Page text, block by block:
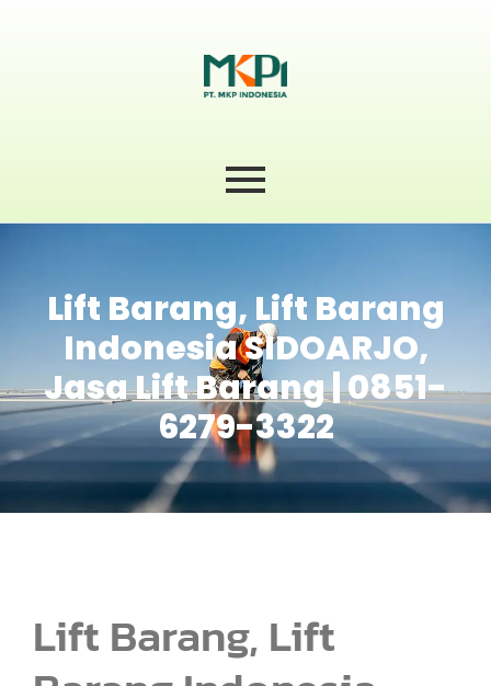
Lift Barang, Lift Barang
Indonesia SIDOARJO,
Jasa Lift Barang | 0851-
6279-3322
Lift Barang, Lift